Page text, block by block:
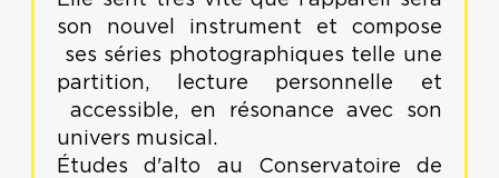
son nouvel instrument et compose
ses séries photographiques telle une
partition, lecture personnelle et
accessible, en résonance avec son
univers musical.
Études d'alto au Conservatoire de